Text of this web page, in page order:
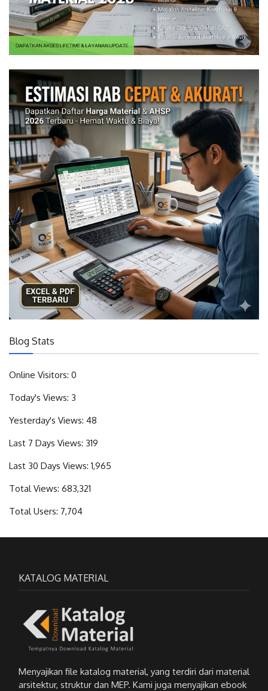
Blog Stats
Online Visitors: 0
Today's Views: 3
Yesterday's Views: 48
Last 7 Days Views: 319
Last 30 Days Views: 1,965
Total Views: 683,321
Total Users: 7,704
KATALOG MATERIAL
Menyajikan file katalog material, yang terdiri dari material
arsitektur, struktur dan MEP. Kami juga menyajikan ebook